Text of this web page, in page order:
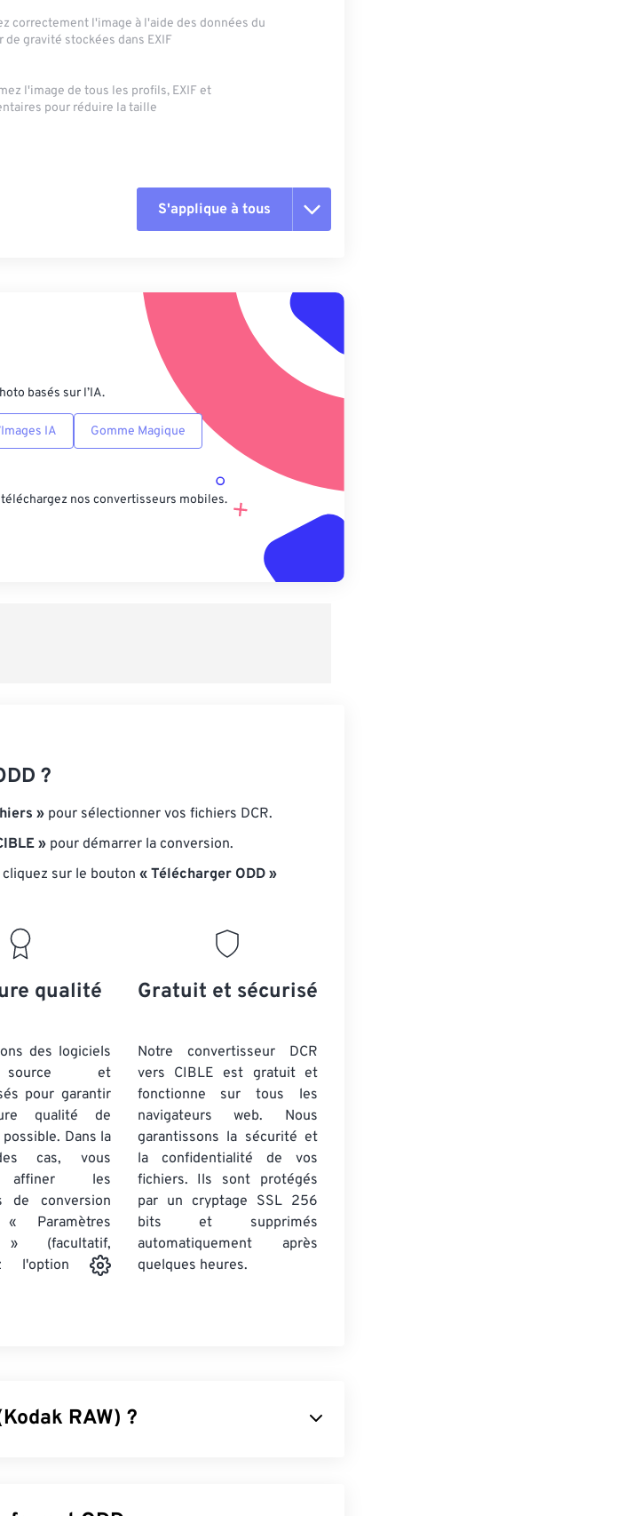
correctement l'image à l'aide des données du
de gravité stockées dans EXIF
l'image de tous les profils, EXIF ​​et
pour réduire la taille
S'applique à tous
Appliquer à partir du préréglage
Enregistrer comme préréglage
basés sur l’IA.
IA Gomme Magique
nos convertisseurs mobiles.
?
» pour sélectionner vos fichiers DCR.
» pour démarrer la conversion.
sur le bouton « Télécharger ODD »
qualité
des logiciels
et
pour garantir
qualité de
Dans la
cas, vous
affiner les
de conversion
Paramètres
» (facultatif,
l'option
Gratuit et sécurisé
Notre convertisseur DCR
vers CIBLE est gratuit et
fonctionne sur tous les
navigateurs web. Nous
garantissons la sécurité et
la confidentialité de vos
fichiers. Ils sont protégés
par un cryptage SSL 256
bits et supprimés
automatiquement après
quelques heures.
RAW) ?
Kodak ait abandonné la série DCS en 2005, le